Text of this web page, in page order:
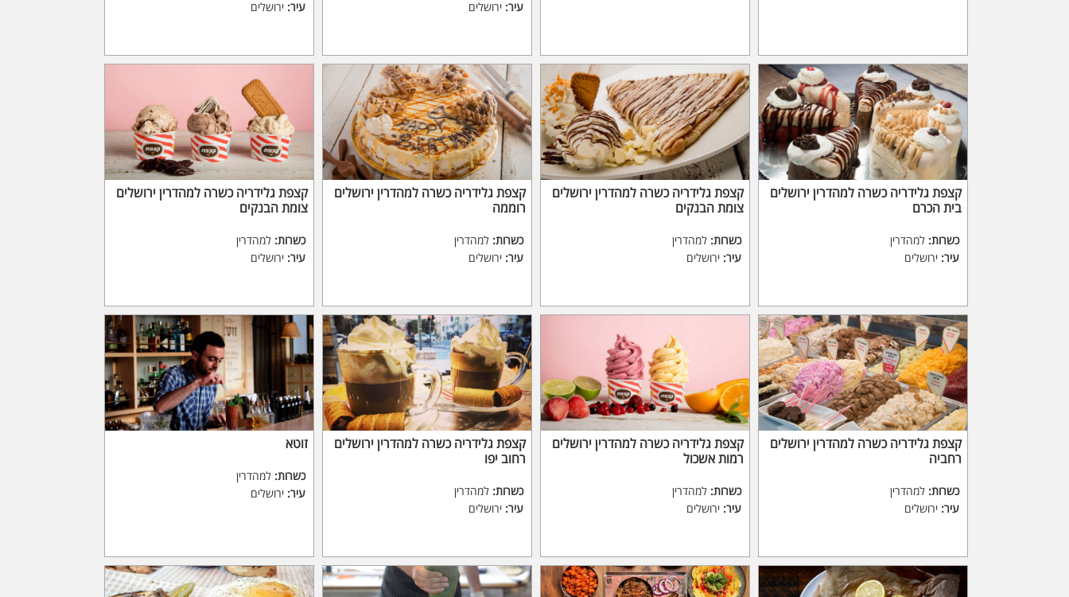
עיר: ירושלים
עיר: ירושלים
קצפת גלידריה כשרה למהדרין ירושלים
בית הכרם
כשרות: למהדרין
עיר: ירושלים
קצפת גלידריה כשרה למהדרין ירושלים
צומת הבנקים
כשרות: למהדרין
עיר: ירושלים
קצפת גלידריה כשרה למהדרין ירושלים
רוממה
כשרות: למהדרין
עיר: ירושלים
קצפת גלידריה כשרה למהדרין ירושלים
צומת הבנקים
כשרות: למהדרין
עיר: ירושלים
קצפת גלידריה כשרה למהדרין ירושלים
רחביה
כשרות: למהדרין
עיר: ירושלים
קצפת גלידריה כשרה למהדרין ירושלים
רמות אשכול
כשרות: למהדרין
עיר: ירושלים
קצפת גלידריה כשרה למהדרין ירושלים
רחוב יפו
כשרות: למהדרין
עיר: ירושלים
זוטא
כשרות: למהדרין
עיר: ירושלים